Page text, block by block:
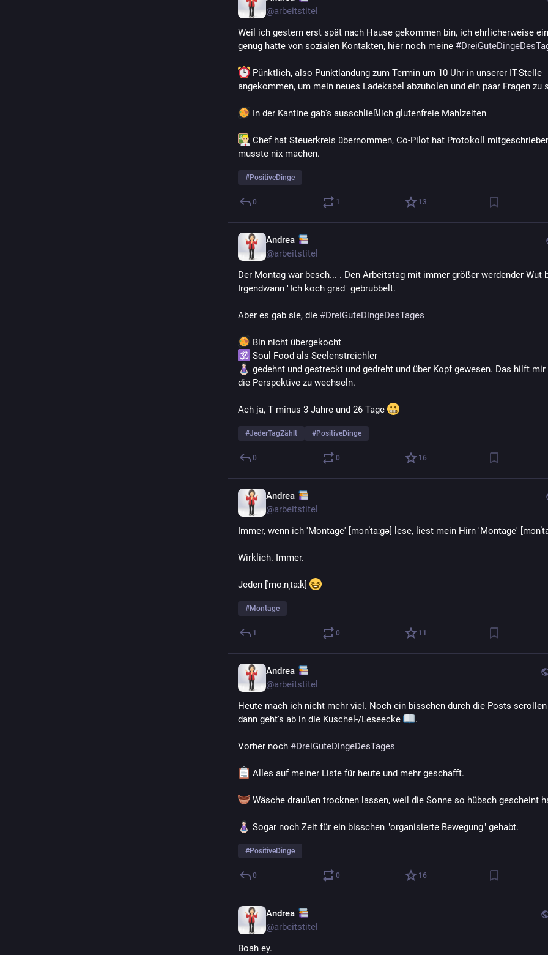
@arbeitstitel
Weil ich gestern erst spät nach Hause gekommen bin, ich ehrlicherweise
genug hatte von sozialen Kontakten, hier noch meine #
Pünktlich, also Punktlandung zum Termin um 10 Uhr in unserer IT-Stelle
angekommen, um mein neues Ladekabel abzuholen und ein paar Fragen zu
In der Kantine gab's ausschließlich glutenfreie Mahlzeiten
Chef hat Steuerkreis übernommen, Co-Pilot hat Protokoll
musste nix machen.
#PositiveDinge
0 1 13
Andrea
@arbeitstitel
Der Montag war besch... . Den Arbeitstag mit immer größer werdender Wut
Irgendwann "Ich koch grad" gebrubbelt.
Aber es gab sie, die #DreiGuteDingeDesTages
Bin nicht übergekocht
Soul Food als Seelenstreichler
gedehnt und gestreckt und gedreht und über Kopf gewesen. Das hilft
die Perspektive zu wechseln.
Ach ja, T minus 3 Jahre und 26 Tage
#JederTagZählt #PositiveDinge
0 0 16
Andrea
@arbeitstitel
Immer, wenn ich 'Montage' [mɔnˈtaːɡə] lese, liest mein Hirn 'Montage'
Wirklich. Immer.
Jeden [ˈmoːnˌtaːk]
#Montage
1 0 11
Andrea
@arbeitstitel
Heute mach ich nicht mehr viel. Noch ein bisschen durch die Posts scrollen
dann geht's ab in die Kuschel-/Leseecke
.
Vorher noch #DreiGuteDingeDesTages
Alles auf meiner Liste für heute und mehr geschafft.
Wäsche draußen trocknen lassen, weil die Sonne so hübsch gescheint
Sogar noch Zeit für ein bisschen "organisierte Bewegung" gehabt.
#PositiveDinge
0 0 16
Andrea
@arbeitstitel
Boah ey.